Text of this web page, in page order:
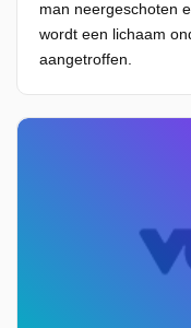
man neergeschoten
wordt een lichaam
aangetroffen.